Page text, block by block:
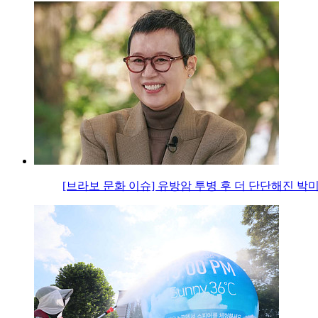
[브라보 문화 이슈] 유방암 투병 후 더 단단해진 박